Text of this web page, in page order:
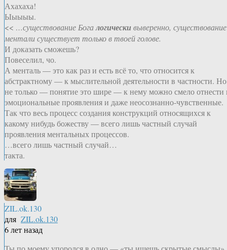
Ахахаха!
Ыыыыы.
<< …существование Богалогическивыверенно, существование
ментали существует только в твоей голове.
И доказать сможешь?
Повеселил, чо.
А менталь — это как раз и есть всё то, что относится к
абстрактному — к мыслительной деятельности в частности. Но
не только — понятие это шире — к нему можно смело отнести
эмоциональные проявления и даже неосознанно-чувственные.
Так что весь процесс создания конструкций относящихся к
какому нибудь божеству — всего лишь частный случай
проявления ментальных процессов.
…всего лишь частный случай…
такта.
ZIL.ok.130
для ZIL.ok.130
6 лет назад